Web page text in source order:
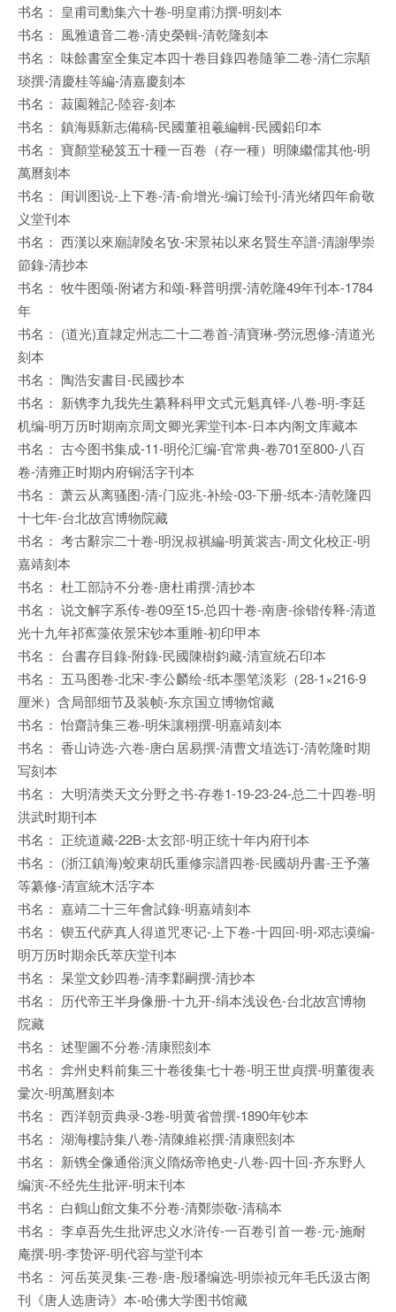
书名： 皇甫司勳集六十卷-明皇甫汸撰-明刻本
书名： 風雅遺音二卷-清史榮輯-清乾隆刻本
书名： 味餘書室全集定本四十卷目錄四卷隨筆二卷-清仁宗顒
琰撰-清慶桂等編-清嘉慶刻本
书名： 菽園雜記-陸容-刻本
书名： 鎮海縣新志備稿-民國董祖羲編輯-民國鉛印本
书名： 寶顏堂秘笈五十種一百卷（存一種）明陳繼儒其他-明
萬曆刻本
书名： 闺训图说-上下卷-清-俞增光-编订绘刊-清光绪四年俞敬
义堂刊本
书名： 西漢以來廟諱陵名攷-宋景祐以來名賢生卒譜-清謝學崇
節錄-清抄本
书名： 牧牛图颂-附诸方和颂-释普明撰-清乾隆49年刊本-1784
年
书名： (道光)直隷定州志二十二卷首-清寶琳-勞沅恩修-清道光
刻本
书名： 陶浩安書目-民國抄本
书名： 新镌李九我先生纂释科甲文式元魁真铎-八卷-明-李廷
机编-明万历时期南京周文卿光霁堂刊本-日本内阁文库藏本
书名： 古今图书集成-11-明伦汇编-官常典-卷701至800-八百
卷-清雍正时期内府铜活字刊本
书名： 萧云从离骚图-清-门应兆-补绘-03-下册-纸本-清乾隆四
十七年-台北故宫博物院藏
书名： 考古辭宗二十卷-明況叔祺編-明黃裳吉-周文化校正-明
嘉靖刻本
书名： 杜工部詩不分卷-唐杜甫撰-清抄本
书名： 说文解字系传-卷09至15-总四十卷-南唐-徐锴传释-清道
光十九年祁寯藻依景宋钞本重雕-初印甲本
书名： 台書存目錄-附錄-民國陳樹鈞藏-清宣統石印本
书名： 五马图卷-北宋-李公麟绘-纸本墨笔淡彩（28-1×216-9
厘米）含局部细节及装帧-东京国立博物馆藏
书名： 怡齋詩集三卷-明朱讓栩撰-明嘉靖刻本
书名： 香山诗选-六卷-唐白居易撰-清曹文埴选订-清乾隆时期
写刻本
书名： 大明清类天文分野之书-存卷1-19-23-24-总二十四卷-明
洪武时期刊本
书名： 正统道藏-22B-太玄部-明正统十年内府刊本
书名： (浙江鎮海)蛟東胡氏重修宗譜四卷-民國胡丹書-王予藩
等纂修-清宣統木活字本
书名： 嘉靖二十三年會試錄-明嘉靖刻本
书名： 锲五代萨真人得道咒枣记-上下卷-十四回-明-邓志谟编-
明万历时期余氏萃庆堂刊本
书名： 杲堂文鈔四卷-清李鄴嗣撰-清抄本
书名： 历代帝王半身像册-十九开-绢本浅设色-台北故宫博物
院藏
书名： 述聖圖不分卷-清康熙刻本
书名： 弇州史料前集三十卷後集七十卷-明王世貞撰-明董復表
彚次-明萬曆刻本
书名： 西洋朝贡典录-3卷-明黄省曾撰-1890年钞本
书名： 湖海樓詩集八卷-清陳維崧撰-清康熙刻本
书名： 新镌全像通俗演义隋炀帝艳史-八卷-四十回-齐东野人
编演-不经先生批评-明末刊本
书名： 白鶴山館文集不分卷-清鄭崇敬-清稿本
书名： 李卓吾先生批评忠义水浒传-一百卷引首一卷-元-施耐
庵撰-明-李贽评-明代容与堂刊本
书名： 河岳英灵集-三卷-唐-殷璠编选-明崇祯元年毛氏汲古阁
刊《唐人选唐诗》本-哈佛大学图书馆藏